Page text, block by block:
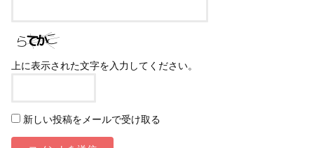
上に表示された文字を入力してください。
新しい投稿をメールで受け取る